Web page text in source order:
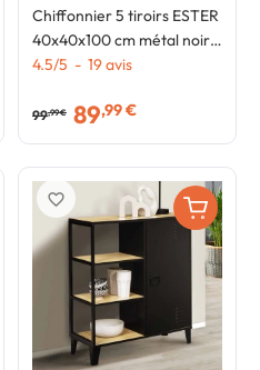
Chiffonnier 5 tiroirs ESTER
40x40x100 cm métal noir
et plateau façon hêtre
4.5/5 - 19avis
99,99 € 89,99 €
favorite_border